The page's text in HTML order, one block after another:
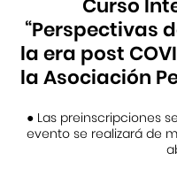
“Perspectivas
la era post
la Asociación
● Las preinscripciones
evento se realizará de